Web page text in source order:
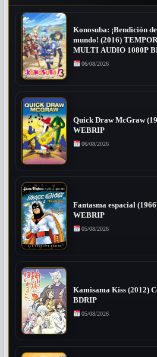
Konosuba: ¡Bendición
mundo! (2016)
MULTI AUDIO 1080P
06/08/2026
Quick Draw McGraw
WEBRIP
06/08/2026
Fantasma espacial
WEBRIP
05/08/2026
Kamisama Kiss (2012)
BDRIP
05/08/2026